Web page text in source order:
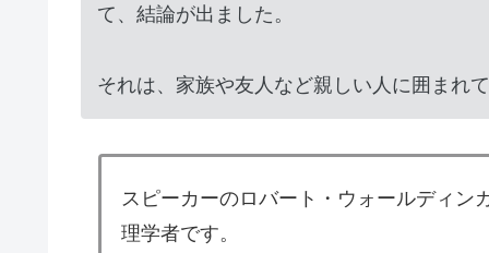
て、結論が出ました。
それは、家族や友人など親しい人に囲まれて
スピーカーのロバート・ウォールディン
理学者です。